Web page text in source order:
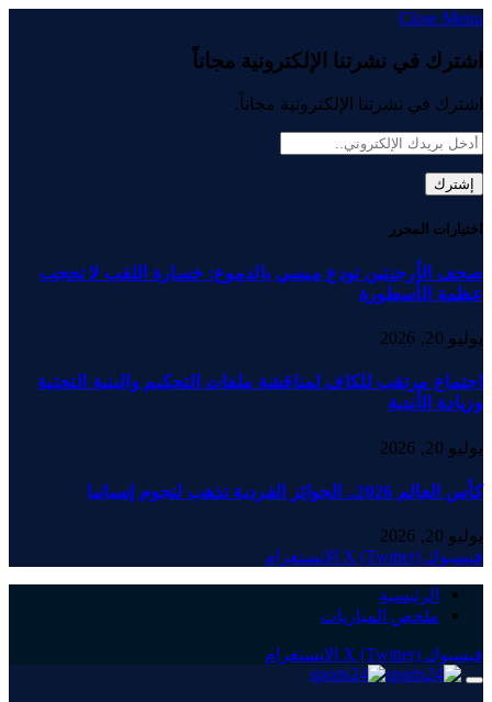
Close Menu
اشترك في نشرتنا الإلكترونية مجاناً
اشترك في نشرتنا الإلكترونية مجاناً.
اختيارات المحرر
صحف الأرجنتين تودع ميسي بالدموع: خسارة اللقب لا تحجب
عظمة الأسطورة
يوليو 20, 2026
اجتماع مرتقب للكاف لمناقشة ملفات التحكيم والبنية التحتية
وزيادة الأندية
يوليو 20, 2026
كأس العالم 2026.. الجوائز الفردية تذهب لنجوم إسبانيا
يوليو 20, 2026
فيسبوك X (Twitter) الانستغرام
الرئيسية
ملخص المباريات
فيسبوك X (Twitter) الانستغرام